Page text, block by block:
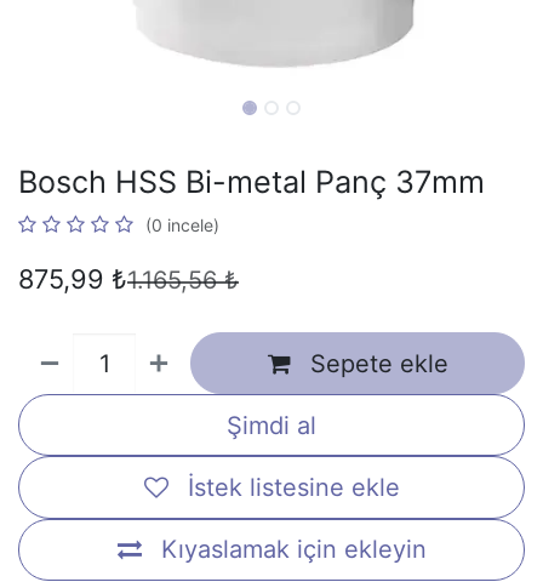
Bosch HSS Bi-metal Panç 37mm
(0 incele)
875,99 ₺1.165,56₺
Sepete ekle
Şimdi al
Kıyaslamak için ekleyin
İstek listesine ekle